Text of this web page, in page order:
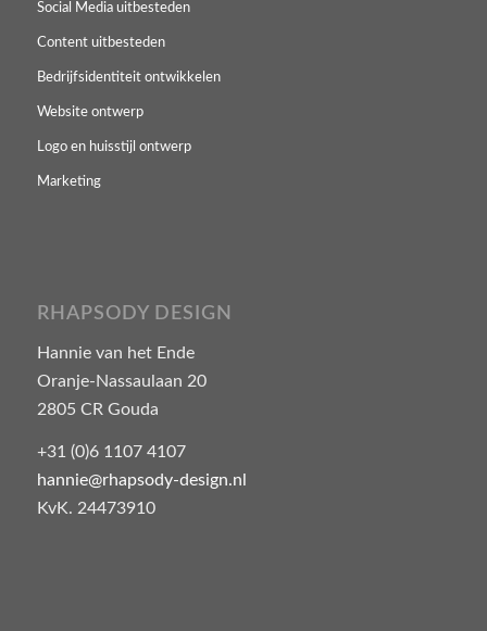
Social Media uitbesteden
Content uitbesteden
Bedrijfsidentiteit ontwikkelen
Website ontwerp
Logo en huisstijl ontwerp
Marketing
RHAPSODY DESIGN
Hannie van het Ende
Oranje-Nassaulaan 20
2805 CR Gouda
+31 (0)6 1107 4107
hannie@rhapsody-design.nl
KvK. 24473910